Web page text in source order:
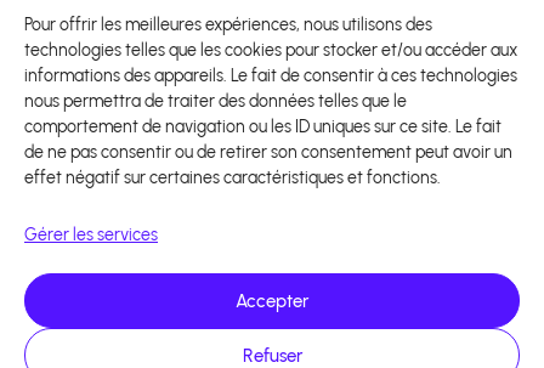
Pour offrir les meilleures expériences, nous utilisons des
technologies telles que les cookies pour stocker et/ou accéder aux
informations des appareils. Le fait de consentir à ces technologies
nous permettra de traiter des données telles que le
comportement de navigation ou les ID uniques sur ce site. Le fait
de ne pas consentir ou de retirer son consentement peut avoir un
effet négatif sur certaines caractéristiques et fonctions.
Gérer les services
Accepter
Refuser
Copyright 2026 - Logiciel d'affiliation - Tous droits